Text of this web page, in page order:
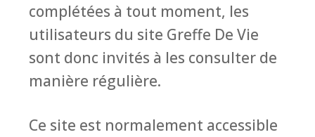
complétées à tout moment, les
utilisateurs du site Greffe De Vie
sont donc invités à les consulter de
manière régulière.
Ce site est normalement accessible